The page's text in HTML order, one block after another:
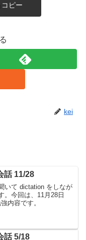
コピー
kei
話 11/28
いて dictation をしなが
。今回は、11月28日
内容です。
話 5/18